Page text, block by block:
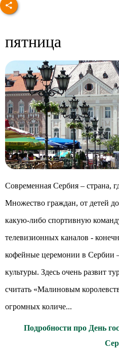
пятница
Современная Сербия – страна,
Множество граждан, от детей
какую-либо спортивную
телевизионных каналов -
кофейные церемонии в Сербии
культуры. Здесь очень развит
считать «Малиновым
огромных количе...
Подробности про День